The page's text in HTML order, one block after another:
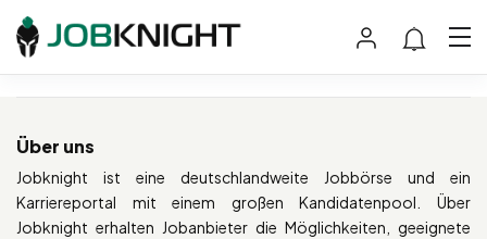
Über uns
Jobknight ist eine deutschlandweite Jobbörse und ein
Karriereportal mit einem großen Kandidatenpool. Über
Jobknight erhalten Jobanbieter die Möglichkeiten, geeignete